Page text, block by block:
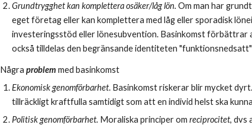
Grundtrygghet kan komplettera osäker/låg lön. Om man har
eget företag eller kan komplettera med låg eller sporadisk
investeringsstöd eller lönesubvention. Basinkomst
också tilldelas den begränsande identiteten
Några problem med basinkomst
Ekonomisk genomförbarhet. Basinkomst riskerar blir mycket
tillräckligt kraftfulla samtidigt som att en individ helst ska
Politisk genomförbarhet. Moraliska principer om reciprocitet, dvs